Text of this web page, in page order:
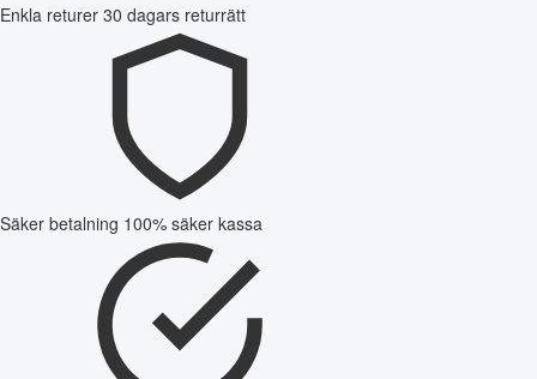
Enkla returer 30 dagars returrätt
Säker betalning 100% säker kassa